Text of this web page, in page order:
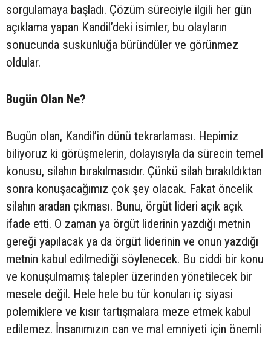
sorgulamaya başladı. Çözüm süreciyle ilgili her gün
açıklama yapan Kandil’deki isimler, bu olayların
sonucunda suskunluğa büründüler ve görünmez
oldular.
Bugün Olan Ne?
Bugün olan, Kandil’in dünü tekrarlaması. Hepimiz
biliyoruz ki görüşmelerin, dolayısıyla da sürecin temel
konusu, silahın bırakılmasıdır. Çünkü silah bırakıldıktan
sonra konuşacağımız çok şey olacak. Fakat öncelik
silahın aradan çıkması. Bunu, örgüt lideri açık açık
ifade etti. O zaman ya örgüt liderinin yazdığı metnin
gereği yapılacak ya da örgüt liderinin ve onun yazdığı
metnin kabul edilmediği söylenecek. Bu ciddi bir konu
ve konuşulmamış talepler üzerinden yönetilecek bir
mesele değil. Hele hele bu tür konuları iç siyasi
polemiklere ve kısır tartışmalara meze etmek kabul
edilemez. İnsanımızın can ve mal emniyeti için önemli